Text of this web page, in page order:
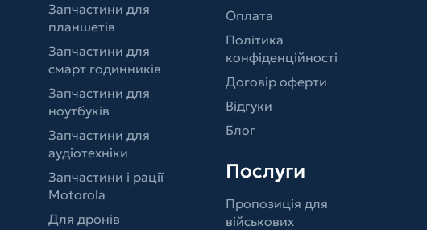
Запчастини для
планшетів
Запчастини для
смарт годинників
Запчастини для
ноутбуків
Запчастини для
аудіотехніки
Запчастини і рації
Motorola
Для дронів
Оплата
Політика
конфіденційності
Договір оферти
Відгуки
Блог
Послуги
Пропозиція для
військових